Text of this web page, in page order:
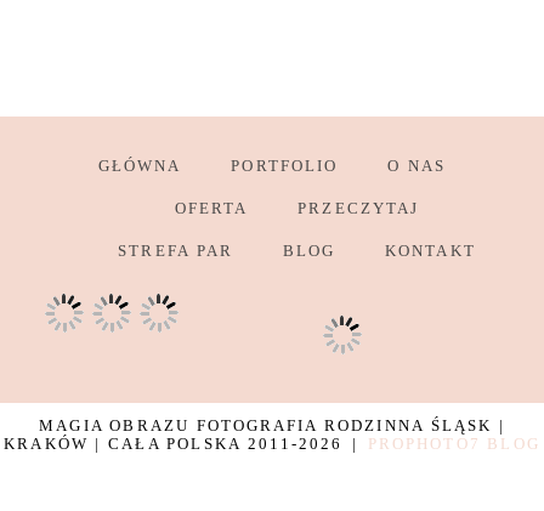
GŁÓWNA PORTFOLIO O NAS
OFERTA PRZECZYTAJ
STREFA PAR BLOG KONTAKT
MAGIA OBRAZU FOTOGRAFIA RODZINNA ŚLĄSK |
KRAKÓW | CAŁA POLSKA 2011-2026
| PROPHOTO7 BLOG